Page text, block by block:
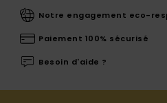
Notre engagement eco-
Paiement 100% sécurisé
Besoin d'aide ?